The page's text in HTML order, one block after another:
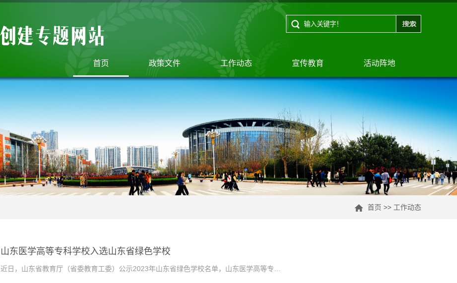
首页 政策文件 工作动态 宣传教育 活动阵地
首页 >> 工作动态
山东医学高等专科学校入选山东省绿色学校
近日，山东省教育厅（省委教育工委）公示2023年山东省绿色学校名单，山东医学高等专…